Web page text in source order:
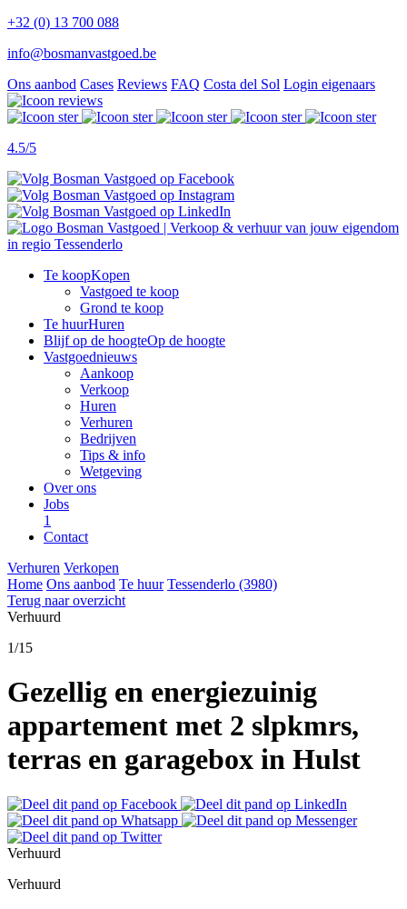
+32 (0) 13 700 088
info@bosmanvastgoed.be
Ons aanbod Cases Reviews FAQ Costa del Sol Login eigenaars
4.5/5
Te koopKopen
Vastgoed te koop
Grond te koop
Te huurHuren
Blijf op de hoogteOp de hoogte
Vastgoednieuws
Aankoop
Verkoop
Huren
Verhuren
Bedrijven
Tips & info
Wetgeving
Over ons
Jobs
1
Contact
Verhuren Verkopen
Home Ons aanbod Te huur Tessenderlo (3980)
Terug naar overzicht
Verhuurd
1/15
Gezellig en energiezuinig
appartement met 2 slpkmrs,
terras en garagebox in Hulst
Verhuurd
Verhuurd